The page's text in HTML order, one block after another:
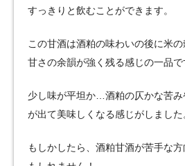
すっきりと飲むことができます。
この甘酒は酒粕の味わいの後に米の
甘さの余韻が強く残る感じの一品で
少し味が平坦か…酒粕の仄かな苦み
が出て美味しくなる感じがしました
もしかしたら、酒粕甘酒が苦手な